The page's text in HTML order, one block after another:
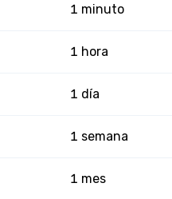
1 minuto
1 hora
1 día
1 semana
1 mes